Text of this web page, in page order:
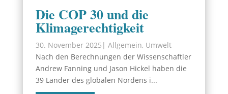
Die COP 30 und die
Klimagerechtigkeit
30. November 2025 | Allgemein, Umwelt
Nach den Berechnungen der Wissenschaftler
Andrew Fanning und Jason Hickel haben die
39 Länder des globalen Nordens i...